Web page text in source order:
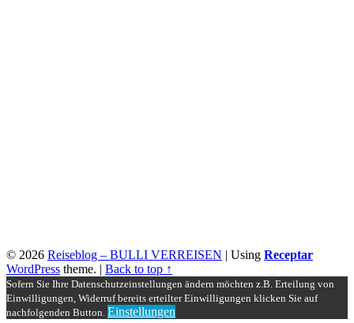
© 2026 Reiseblog – BULLI VERREISEN | Using Receptar
WordPress theme. | Back to top ↑
Sofern Sie Ihre Datenschutzeinstellungen ändern möchten z.B. Erteilung von
Einwilligungen, Widerruf bereits erteilter Einwilligungen klicken Sie auf
nachfolgenden Button. Einstellungen